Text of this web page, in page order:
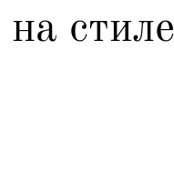
стиле